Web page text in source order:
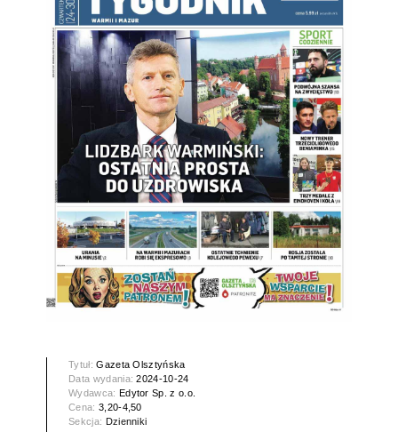
Tytuł:Gazeta Olsztyńska
Data wydania:2024-10-24
Wydawca: Edytor Sp. z o.o.
Cena: 3,20-4,50
Sekcja: Dzienniki